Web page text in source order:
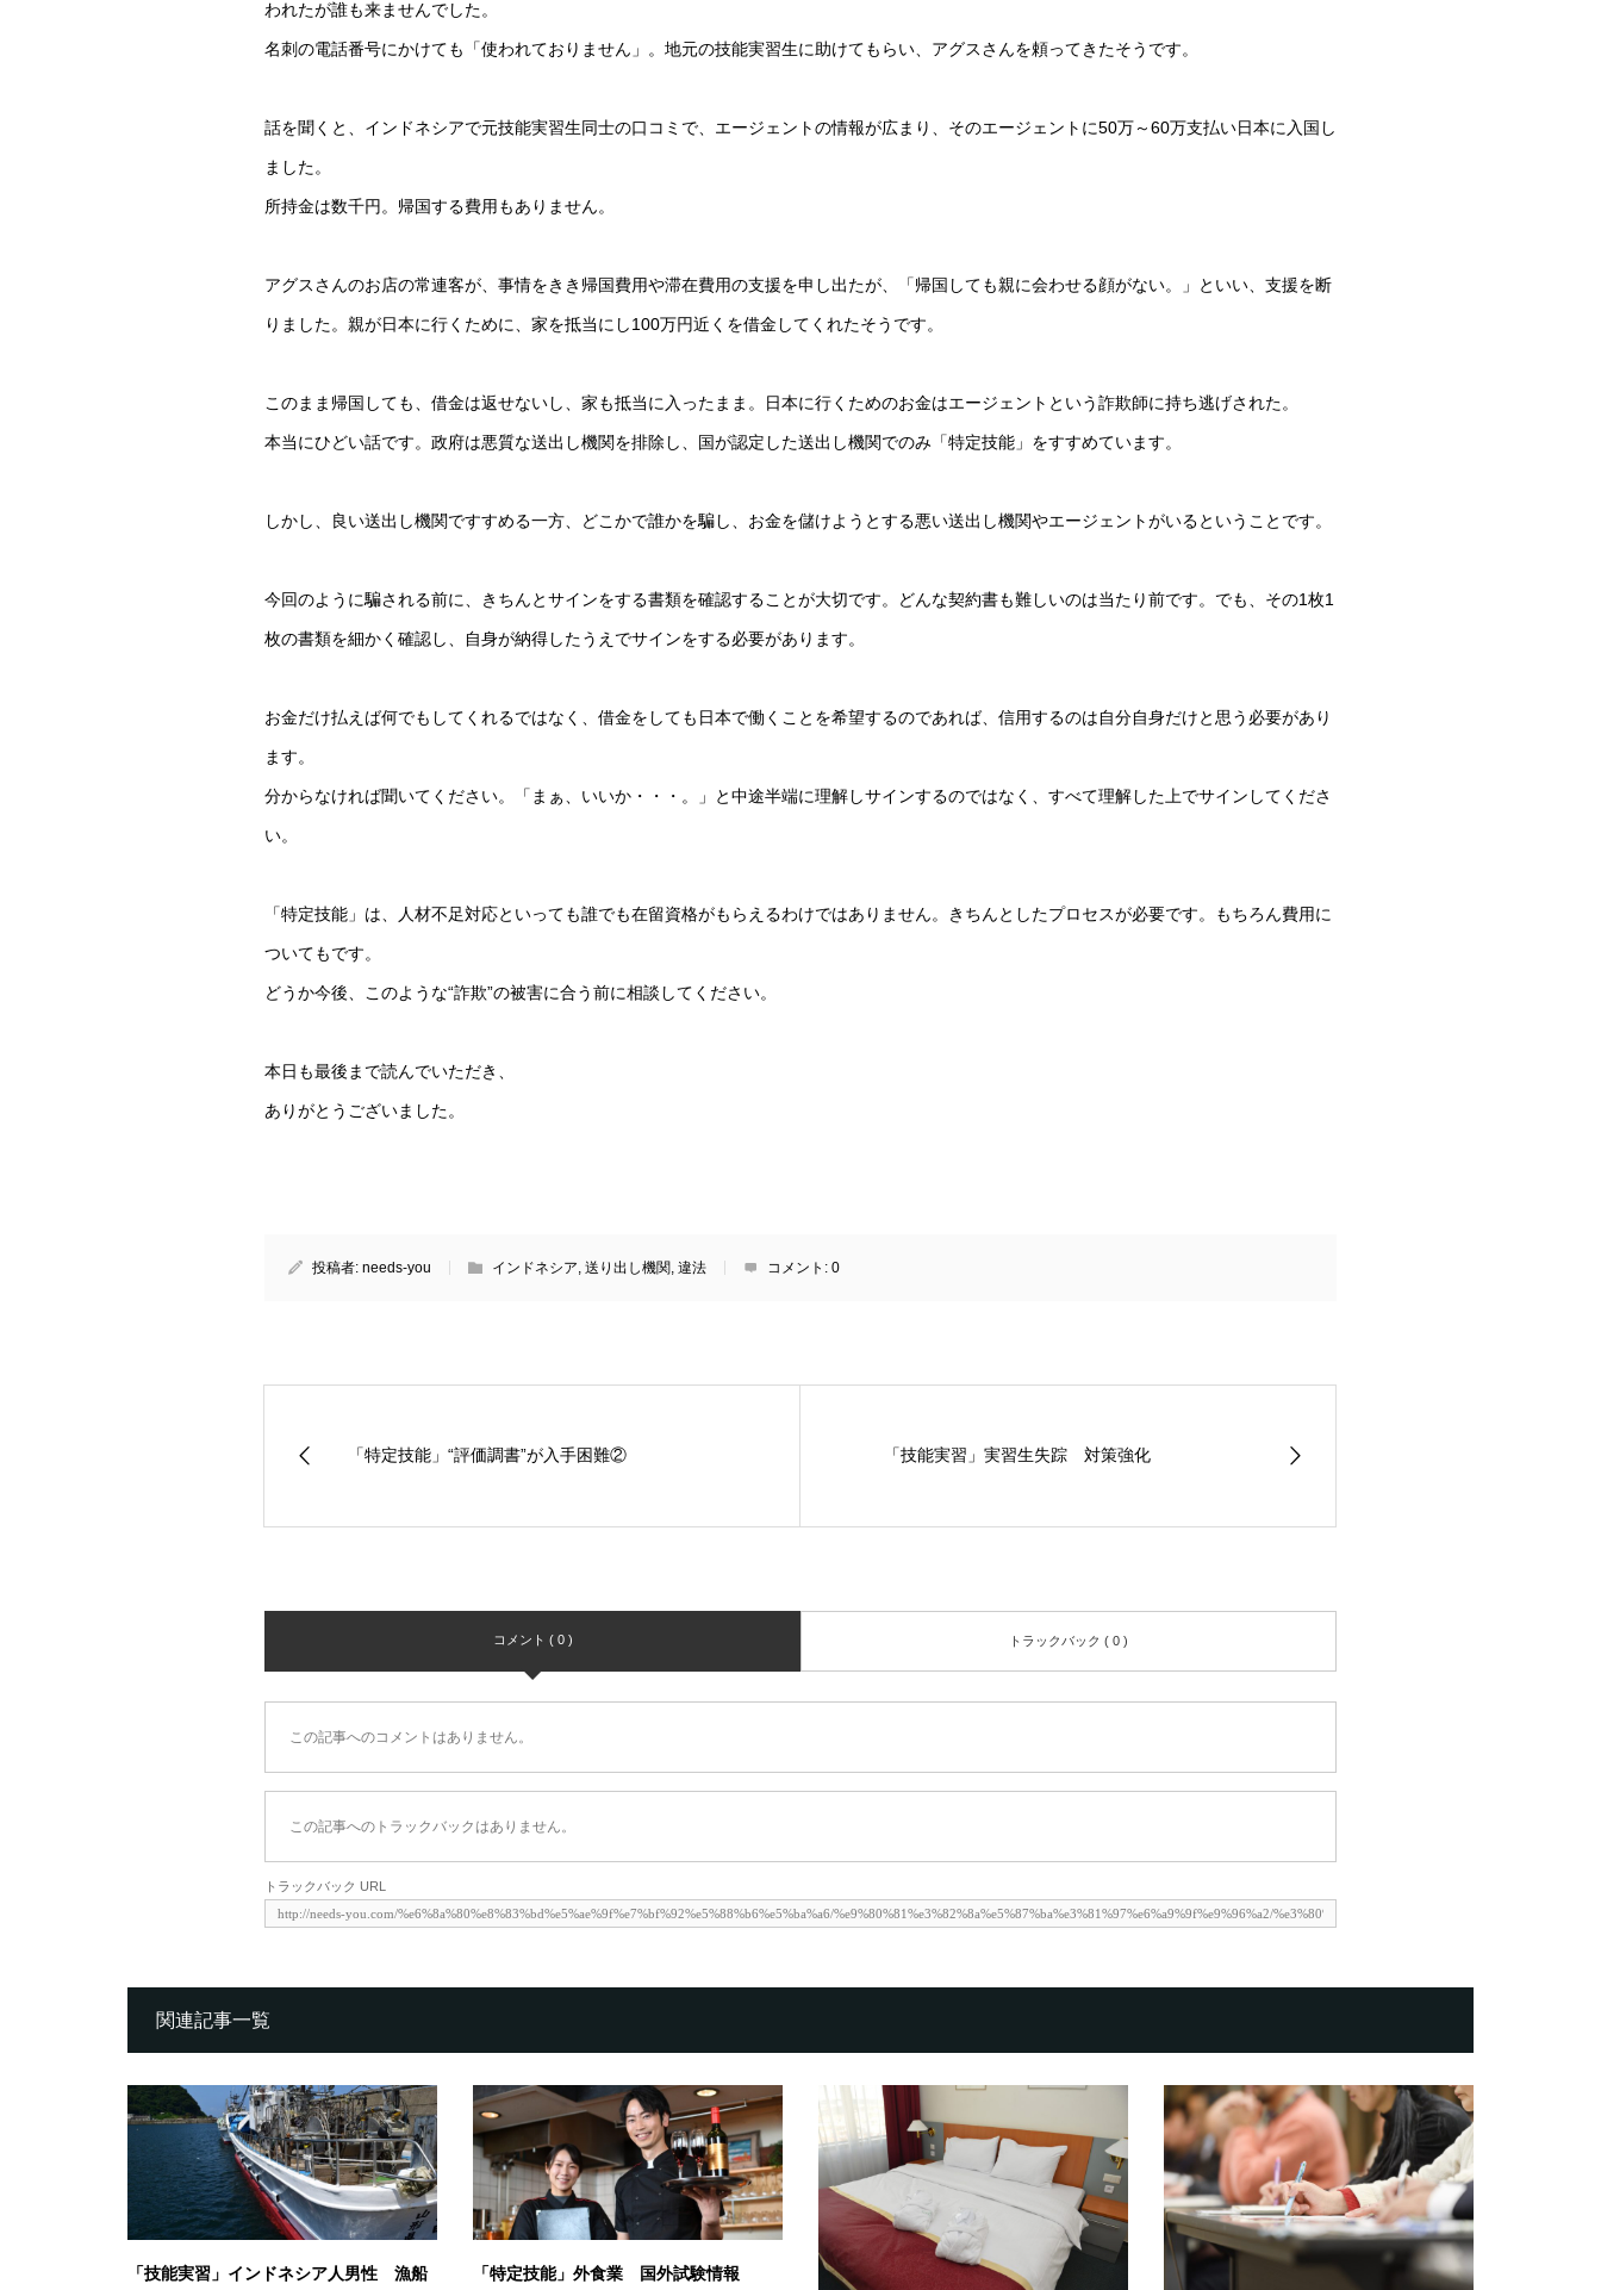
われたが誰も来ませんでした。
名刺の電話番号にかけても「使われておりません」。地元の技能実習生に助けてもらい、アグスさんを頼ってきたそうです。
話を聞くと、インドネシアで元技能実習生同士の口コミで、エージェントの情報が広まり、そのエージェントに50万～60万支払い日本に入国し
ました。
所持金は数千円。帰国する費用もありません。
アグスさんのお店の常連客が、事情をきき帰国費用や滞在費用の支援を申し出たが、「帰国しても親に会わせる顔がない。」といい、支援を断
りました。親が日本に行くために、家を抵当にし100万円近くを借金してくれたそうです。
このまま帰国しても、借金は返せないし、家も抵当に入ったまま。日本に行くためのお金はエージェントという詐欺師に持ち逃げされた。
本当にひどい話です。政府は悪質な送出し機関を排除し、国が認定した送出し機関でのみ「特定技能」をすすめています。
しかし、良い送出し機関ですすめる一方、どこかで誰かを騙し、お金を儲けようとする悪い送出し機関やエージェントがいるということです。
今回のように騙される前に、きちんとサインをする書類を確認することが大切です。どんな契約書も難しいのは当たり前です。でも、その1枚1
枚の書類を細かく確認し、自身が納得したうえでサインをする必要があります。
お金だけ払えば何でもしてくれるではなく、借金をしても日本で働くことを希望するのであれば、信用するのは自分自身だけと思う必要があり
ます。
分からなければ聞いてください。「まぁ、いいか・・・。」と中途半端に理解しサインするのではなく、すべて理解した上でサインしてくださ
い。
「特定技能」は、人材不足対応といっても誰でも在留資格がもらえるわけではありません。きちんとしたプロセスが必要です。もちろん費用に
ついてもです。
どうか今後、このような“詐欺”の被害に合う前に相談してください。
本日も最後まで読んでいただき、
ありがとうございました。
投稿者: needs-you インドネシア 送り出し機関 違法 コメント: 0
「特定技能」“評価調書”が入手困難② 「技能実習」実習生失踪 対策強化
コメント ( 0 ) トラックバック ( 0 )
この記事へのコメントはありません。
この記事へのトラックバックはありません。
トラックバック URL
関連記事一覧
「技能実習」インドネシア人男性 漁船 「特定技能」外食業 国外試験情報